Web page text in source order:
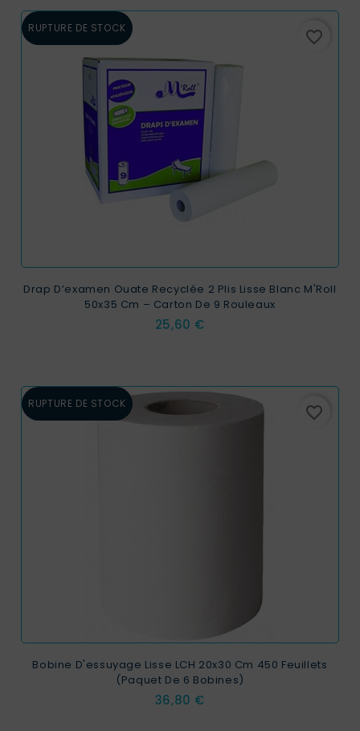
RUPTURE DE STOCK favorite_border
Drap D’examen Ouate Recyclée 2 Plis Lisse Blanc M'Roll
50x35 Cm – Carton De 9 Rouleaux
Prix
25,60 €
RUPTURE DE STOCK favorite_border
Bobine D'essuyage Lisse LCH 20x30 Cm 450 Feuillets
(paquet De 6 Bobines)
Prix
36,80 €